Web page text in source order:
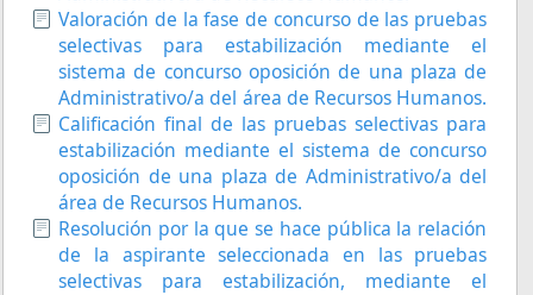
Valoración de la fase de concurso de las pruebas
selectivas para estabilización mediante el
sistema de concurso oposición de una plaza de
Administrativo/a del área de Recursos Humanos.
Calificación final de las pruebas selectivas para
estabilización mediante el sistema de concurso
oposición de una plaza de Administrativo/a del
área de Recursos Humanos.
Resolución por la que se hace pública la relación
de la aspirante seleccionada en las pruebas
selectivas para estabilización, mediante el